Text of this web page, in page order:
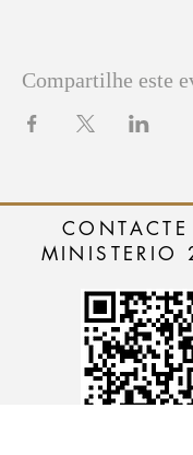
Compartilhe este
MINISTERIO